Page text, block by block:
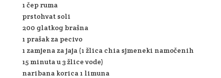
1 čep ruma
prstohvat soli
200 glatkog brašna
1 prašak za pecivo
1 zamjena za jaja (1 žlica chia sjmeneki namočenih
15 minuta u 3 žlice vode)
naribana korica 1 limuna